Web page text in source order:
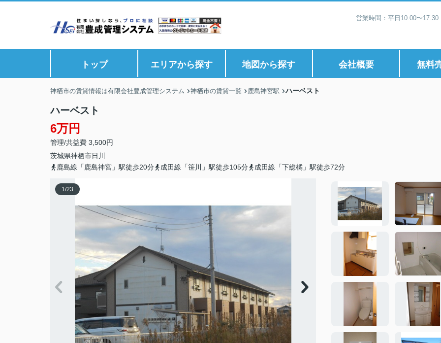
営業時間：平日10:00〜
トップ エリアから探す 地図から探す 会社概要 無料
神栖市の賃貸情報は有限会社豊成管理システム 神栖市の賃貸一覧 鹿島神宮駅 ハーベスト
ハーベスト
6万円
管理/共益費 3,500円
茨城県神栖市日川
鹿島線「鹿島神宮」駅徒歩20分
成田線「笹川」駅徒歩105分 成田線「下総橘」駅徒歩72分
1/23